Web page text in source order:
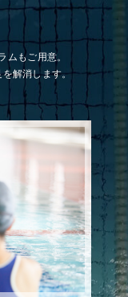
もご用意。
解消します。